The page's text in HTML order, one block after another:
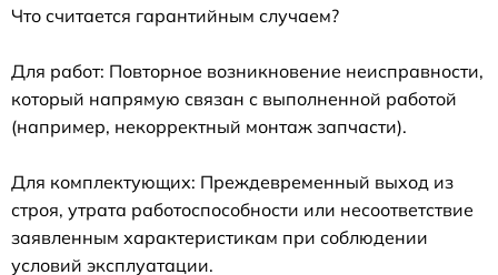
Что считается гарантийным случаем?
Для работ: Повторное возникновение неисправности,
который напрямую связан с выполненной работой
(например, некорректный монтаж запчасти).
Для комплектующих: Преждевременный выход из
строя, утрата работоспособности или несоответствие
заявленным характеристикам при соблюдении
условий эксплуатации.